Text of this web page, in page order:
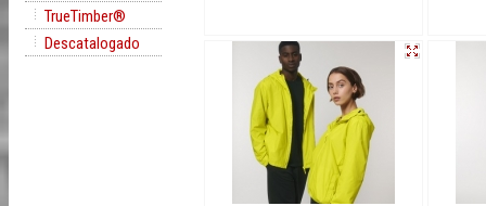
TrueTimber®
Descatalogado